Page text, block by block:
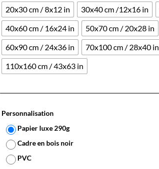
20x30 cm / 8x12 in 30x40 cm /12x16 in
40x60 cm / 16x24 in
50x70 cm / 20x28 in
60x90 cm / 24x36 in
70x100 cm / 28x40 in
110x160 cm / 43x63 in
Personnalisation
Papier luxe 290g
Cadre en bois noir
PVC